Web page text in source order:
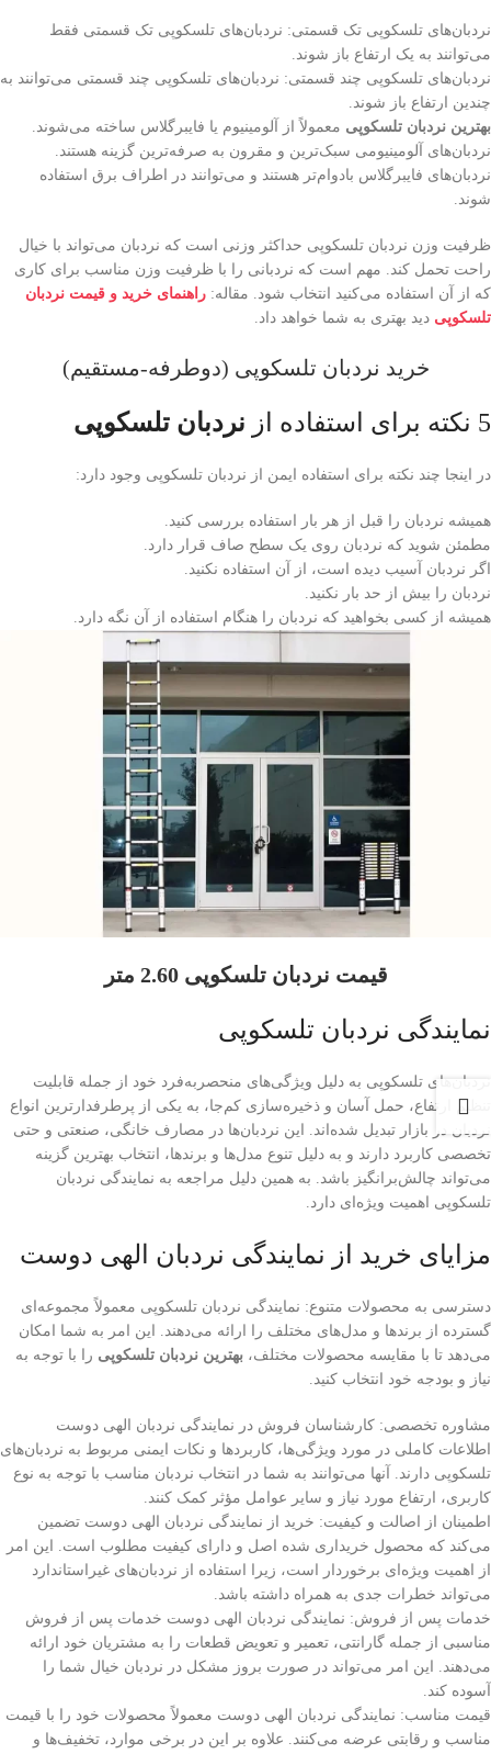
نردبان‌های تلسکوپی تک قسمتی: نردبان‌های تلسکوپی تک قسمتی فقط
می‌توانند به یک ارتفاع باز شوند.
نردبان‌های تلسکوپی چند قسمتی: نردبان‌های تلسکوپی چند قسمتی می‌توانند به
چندین ارتفاع باز شوند.
بهترین نردبان تلسکوپی معمولاً از آلومینیوم یا فایبرگلاس ساخته می‌شوند.
نردبان‌های آلومینیومی سبک‌ترین و مقرون به صرفه‌ترین گزینه هستند.
نردبان‌های فایبرگلاس بادوام‌تر هستند و می‌توانند در اطراف برق استفاده
شوند.
ظرفیت وزن نردبان تلسکوپی حداکثر وزنی است که نردبان می‌تواند با خیال
راحت تحمل کند. مهم است که نردبانی را با ظرفیت وزن مناسب برای کاری
که از آن استفاده می‌کنید انتخاب شود. مقاله: راهنمای خرید و قیمت نردبان
تلسکوپی دید بهتری به شما خواهد داد.
خرید نردبان تلسکوپی (دوطرفه-مستقیم)
5 نکته برای استفاده از نردبان تلسکوپی
در اینجا چند نکته برای استفاده ایمن از نردبان تلسکوپی وجود دارد:
همیشه نردبان را قبل از هر بار استفاده بررسی کنید.
مطمئن شوید که نردبان روی یک سطح صاف قرار دارد.
اگر نردبان آسیب دیده است، از آن استفاده نکنید.
نردبان را بیش از حد بار نکنید.
همیشه از کسی بخواهید که نردبان را هنگام استفاده از آن نگه دارد.
قیمت نردبان تلسکوپی 2.60 متر
نمایندگی نردبان تلسکوپی
نردبان‌های تلسکوپی به دلیل ویژگی‌های منحصربه‌فرد خود از جمله قابلیت
تنظیم ارتفاع، حمل آسان و ذخیره‌سازی کم‌جا، به یکی از پرطرفدارترین انواع
نردبان در بازار تبدیل شده‌اند. این نردبان‌ها در مصارف خانگی، صنعتی و حتی
تخصصی کاربرد دارند و به دلیل تنوع مدل‌ها و برندها، انتخاب بهترین گزینه
می‌تواند چالش‌برانگیز باشد. به همین دلیل مراجعه به نمایندگی نردبان
تلسکوپی اهمیت ویژه‌ای دارد.
مزایای خرید از نمایندگی نردبان الهی دوست
دسترسی به محصولات متنوع: نمایندگی نردبان تلسکوپی معمولاً مجموعه‌ای
گسترده از برندها و مدل‌های مختلف را ارائه می‌دهند. این امر به شما امکان
می‌دهد تا با مقایسه محصولات مختلف، بهترین نردبان تلسکوپی را با توجه به
نیاز و بودجه خود انتخاب کنید.
مشاوره تخصصی: کارشناسان فروش در نمایندگی‌ نردبان الهی دوست
اطلاعات کاملی در مورد ویژگی‌ها، کاربردها و نکات ایمنی مربوط به نردبان‌های
تلسکوپی دارند. آنها می‌توانند به شما در انتخاب نردبان مناسب با توجه به نوع
کاربری، ارتفاع مورد نیاز و سایر عوامل مؤثر کمک کنند.
اطمینان از اصالت و کیفیت: خرید از نمایندگی‌ نردبان الهی دوست تضمین
می‌کند که محصول خریداری شده اصل و دارای کیفیت مطلوب است. این امر
از اهمیت ویژه‌ای برخوردار است، زیرا استفاده از نردبان‌های غیراستاندارد
می‌تواند خطرات جدی به همراه داشته باشد.
خدمات پس از فروش: نمایندگی‌ نردبان الهی دوست خدمات پس از فروش
مناسبی از جمله گارانتی، تعمیر و تعویض قطعات را به مشتریان خود ارائه
می‌دهند. این امر می‌تواند در صورت بروز مشکل در نردبان خیال شما را
آسوده کند.
قیمت مناسب: نمایندگی‌ نردبان الهی دوست معمولاً محصولات خود را با قیمت
مناسب و رقابتی عرضه می‌کنند. علاوه بر این در برخی موارد، تخفیف‌ها و